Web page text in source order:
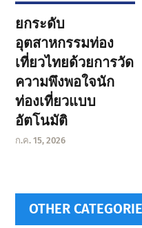
ยกระดับ
อุตสาหกรรมท่อง
เที่ยวไทยด้วยการวัด
ความพึงพอใจนัก
ท่องเที่ยวแบบ
อัตโนมัติ
ก.ค. 15, 2026
OTHER